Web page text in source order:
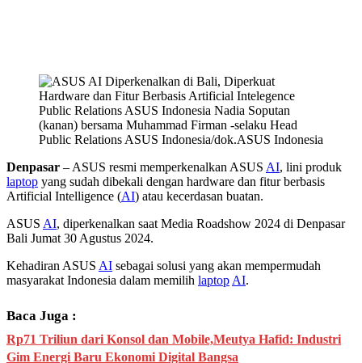
Public Relations ASUS Indonesia Nadia Soputan
(kanan) bersama Muhammad Firman -selaku Head
Public Relations ASUS Indonesia/dok.ASUS Indonesia
Denpasar – ASUS resmi memperkenalkan ASUS AI, lini produk
laptop yang sudah dibekali dengan hardware dan fitur berbasis
Artificial Intelligence (AI) atau kecerdasan buatan.
ASUS AI, diperkenalkan saat Media Roadshow 2024 di Denpasar
Bali Jumat 30 Agustus 2024.
Kehadiran ASUS AI sebagai solusi yang akan mempermudah
masyarakat Indonesia dalam memilih laptop AI.
Baca Juga :
Rp71 Triliun dari Konsol dan Mobile,Meutya Hafid: Industri
Gim Energi Baru Ekonomi Digital Bangsa